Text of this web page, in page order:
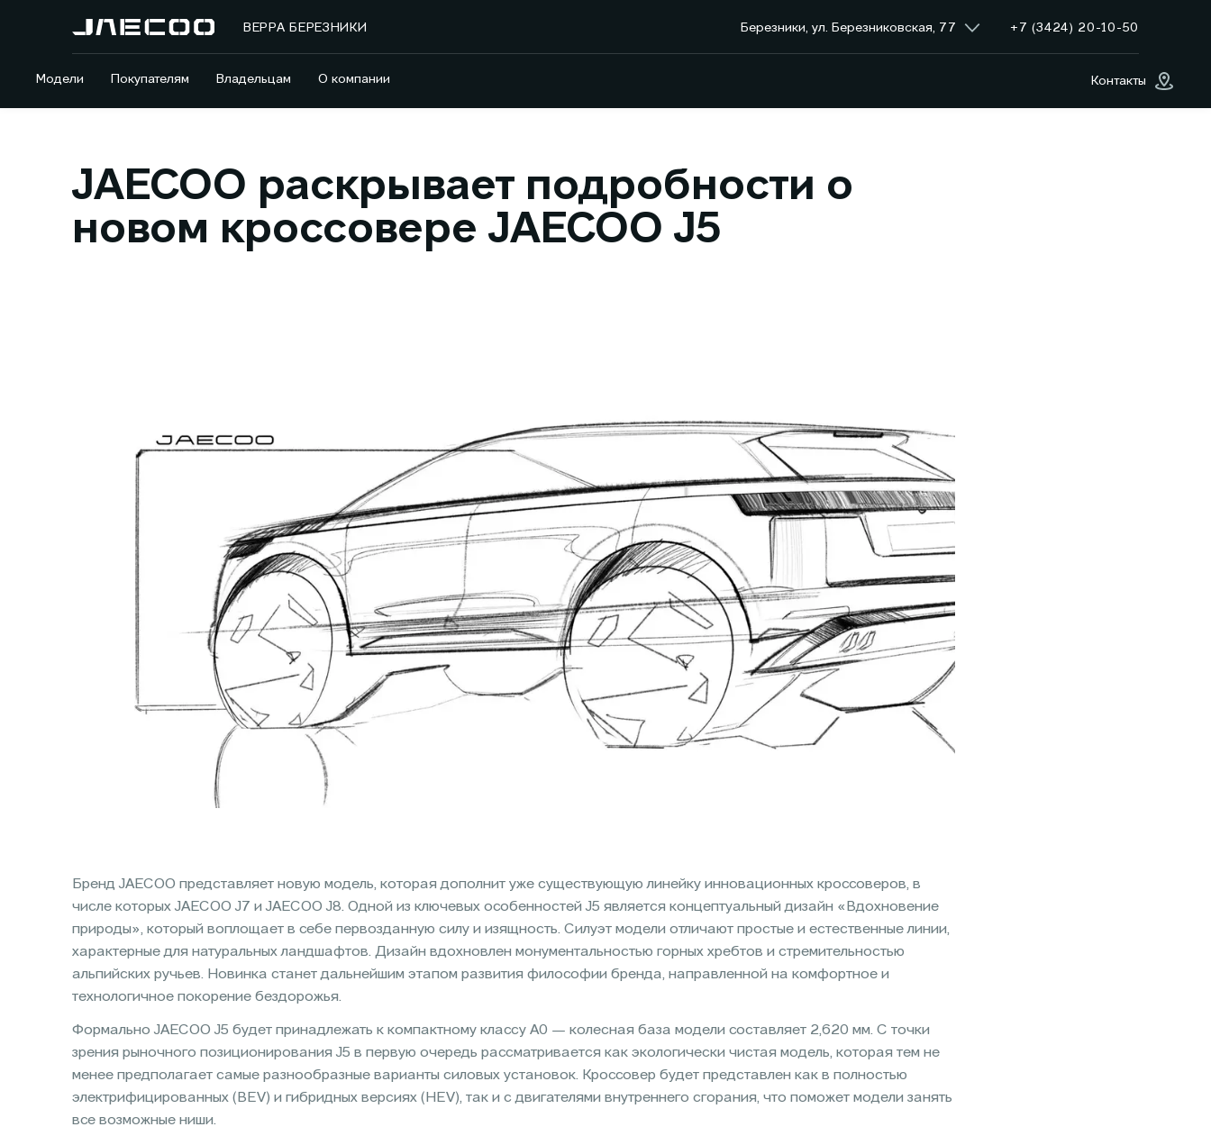
ВЕРРА БЕРЕЗНИКИ Березники, ул. Березниковская, 77 +7 (3424) 20-10-50
Модели Покупателям Владельцам О компании Контакты
JAECOO раскрывает подробности о
новом кроссовере JAECOO J5
Бренд JAECOO представляет новую модель, которая дополнит уже существующую линейку инновационных кроссоверов, в
числе которых JAECOO J7 и JAECOO J8. Одной из ключевых особенностей J5 является концептуальный дизайн «Вдохновение
природы», который воплощает в себе первозданную силу и изящность. Силуэт модели отличают простые и естественные линии,
характерные для натуральных ландшафтов. Дизайн вдохновлен монументальностью горных хребтов и стремительностью
альпийских ручьев. Новинка станет дальнейшим этапом развития философии бренда, направленной на комфортное и
технологичное покорение бездорожья.
Формально JAECOO J5 будет принадлежать к компактному классу A0 — колесная база модели составляет 2,620 мм. С точки
зрения рыночного позиционирования J5 в первую очередь рассматривается как экологически чистая модель, которая тем не
менее предполагает самые разнообразные варианты силовых установок. Кроссовер будет представлен как в полностью
электрифицированных (BEV) и гибридных версиях (HEV), так и с двигателями внутреннего сгорания, что поможет модели занять
все возможные ниши.